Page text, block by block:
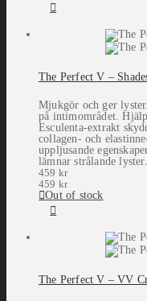
The Perfect V –
Mjukgör och ger
på intimområdet.
Esculenta-extrakt
collagen- och
uppljusande
lämnar strålande lyster.
459 kr
459 kr
Out of stock
The Perfect V – VV